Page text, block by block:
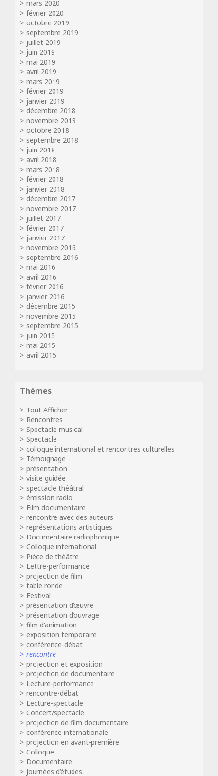
mars 2020
février 2020
octobre 2019
septembre 2019
juillet 2019
juin 2019
mai 2019
avril 2019
mars 2019
février 2019
janvier 2019
décembre 2018
novembre 2018
octobre 2018
septembre 2018
juin 2018
avril 2018
mars 2018
février 2018
janvier 2018
décembre 2017
novembre 2017
juillet 2017
février 2017
janvier 2017
novembre 2016
septembre 2016
mai 2016
avril 2016
février 2016
janvier 2016
décembre 2015
novembre 2015
septembre 2015
juin 2015
mai 2015
avril 2015
Thèmes
Tout Afficher
Rencontres
Spectacle musical
Spectacle
colloque international et rencontres culturelles
Témoignage
présentation
visite guidée
spectacle théâtral
émission radio
Film documentaire
rencontre avec des auteurs
représentations artistiques
Documentaire radiophonique
Colloque international
Pièce de théâtre
Lettre-performance
projection de film
table ronde
Festival
présentation d’œuvre
présentation d’ouvrage
film d'animation
exposition temporaire
conférence-débat
rencontre
projection et exposition
projection de documentaire
Lecture-performance
rencontre-débat
Lecture-spectacle
Concert/spectacle
projection de film documentaire
conférence internationale
projection en avant-première
Colloque
Documentaire
Journées d’études